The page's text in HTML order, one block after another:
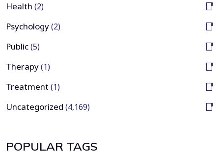
Health (2)
Psychology(2)
Public(5)
Therapy(1)
Treatment (1)
Uncategorized (4,169)
POPULAR TAGS